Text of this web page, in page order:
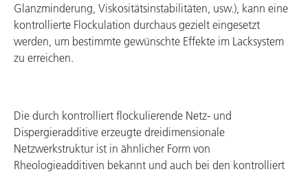
Glanzminderung, Viskositätsinstabilitäten, usw.), kann eine
kontrollierte Flockulation durchaus gezielt eingesetzt
werden, um bestimmte gewünschte Effekte im Lacksystem
zu erreichen.
Die durch kontrolliert flockulierende Netz- und
Dispergieradditive erzeugte dreidimensionale
Netzwerkstruktur ist in ähnlicher Form von
Rheologieadditiven bekannt und auch bei den kontrolliert